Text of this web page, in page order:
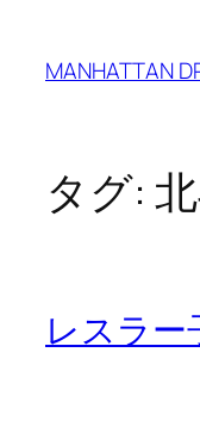
MANHATTAN
タグ:
レスラー